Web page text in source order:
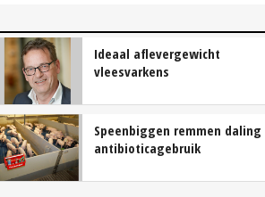
Ideaal aflevergewicht
vleesvarkens
Speenbiggen remmen daling
antibioticagebruik